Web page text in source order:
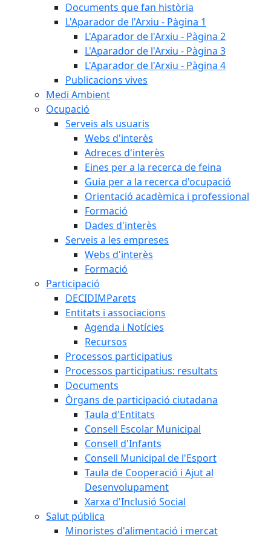
Documents que fan història
L'Aparador de l'Arxiu - Pàgina 1
L'Aparador de l'Arxiu - Pàgina 2
L'Aparador de l'Arxiu - Pàgina 3
L'Aparador de l'Arxiu - Pàgina 4
Publicacions vives
Medi Ambient
Ocupació
Serveis als usuaris
Webs d'interès
Adreces d'interès
Eines per a la recerca de feina
Guia per a la recerca d'ocupació
Orientació acadèmica i professional
Formació
Dades d'interès
Serveis a les empreses
Webs d'interès
Formació
Participació
DECIDIMParets
Entitats i associacions
Agenda i Notícies
Recursos
Processos participatius
Processos participatius: resultats
Documents
Òrgans de participació ciutadana
Taula d'Entitats
Consell Escolar Municipal
Consell d'Infants
Consell Municipal de l'Esport
Taula de Cooperació i Ajut al
Desenvolupament
Xarxa d'Inclusió Social
Salut pública
Minoristes d'alimentació i mercat